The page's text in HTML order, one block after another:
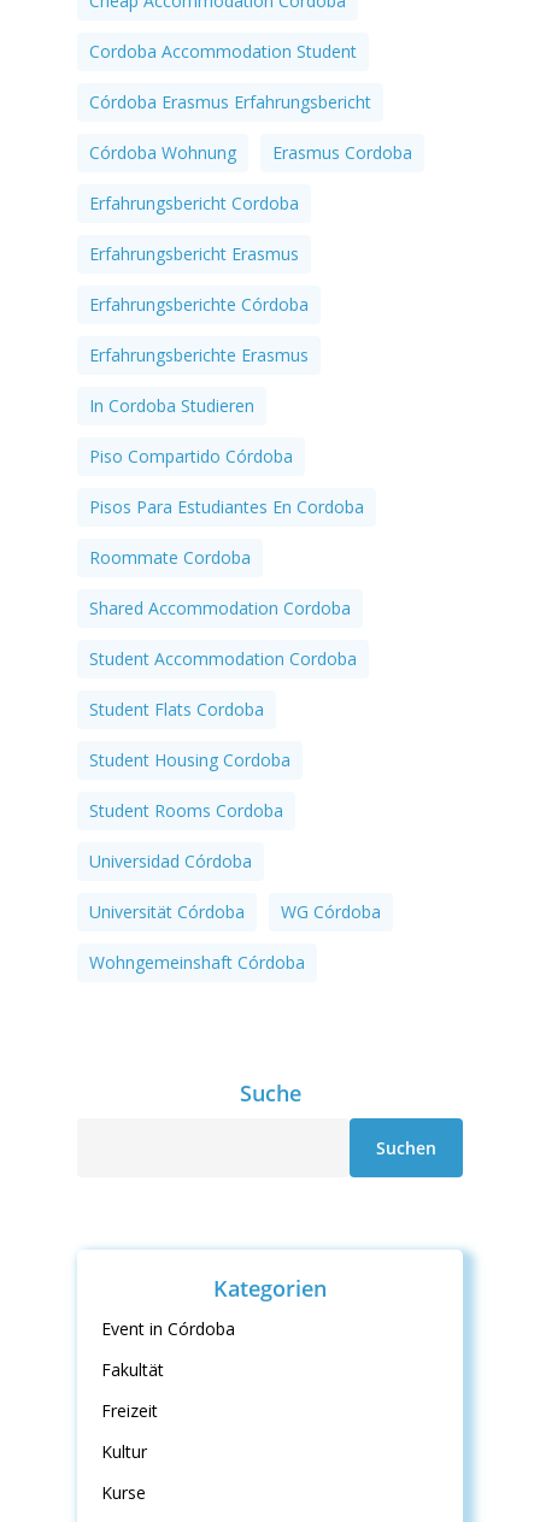
Cordoba Accommodation Student
Córdoba Erasmus Erfahrungsbericht
Córdoba Wohnung Erasmus Cordoba
Erfahrungsbericht Cordoba
Erfahrungsbericht Erasmus
Erfahrungsberichte Córdoba
Erfahrungsberichte Erasmus
In Cordoba Studieren
Piso Compartido Córdoba
Pisos Para Estudiantes En Cordoba
Roommate Cordoba
Shared Accommodation Cordoba
Student Accommodation Cordoba
Student Flats Cordoba
Student Housing Cordoba
Student Rooms Cordoba
Universidad Córdoba
Universität Córdoba WG Córdoba
Wohngemeinshaft Córdoba
Suche
Suchen
Kategorien
Event in Córdoba
Fakultät
Freizeit
Kultur
Kurse